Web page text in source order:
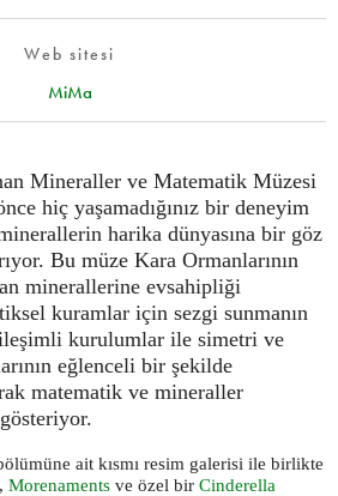
Web sitesi
MiMa
Mineraller ve Matematik Müzesi
hiç yaşamadığınız bir deneyim
harika dünyasına bir göz
Bu müze Kara Ormanlarının
minerallerine evsahipliği
kuramlar için sezgi sunmanın
kurulumlar ile simetri ve
eğlenceli bir şekilde
matematik ve mineraller
ait kısmı resim galerisi ile birlikte
, Morenaments ve özel bir Cinderella